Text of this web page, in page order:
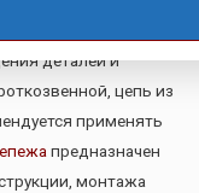
деталей и
цепь из
применять
предназначен
монтажа